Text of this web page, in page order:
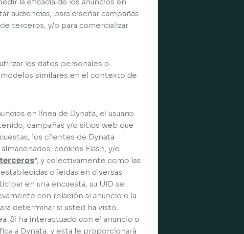
audiencias, para diseñar campañas
terceros, y/o para comercializar
los datos personales o
similares en el contexto de
en línea de Dynata, el usuario
campañas y/o sitios web que
los clientes de Dynata
cookies Flash, y/o
”, y colectivamente como las
o leídas en diversas
en una encuesta, su UID se
con relación al anuncio o la
determinar si usted ha visto,
Si ha interactuado con el anuncio o
a Dynata, y esta le proporcionará